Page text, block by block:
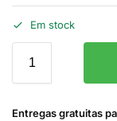
Em stock
Entregas gratuitas